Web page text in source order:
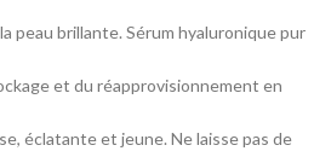
peau brillante. Sérum hyaluronique pur
et du réapprovisionnement en
éclatante et jeune. Ne laisse pas de